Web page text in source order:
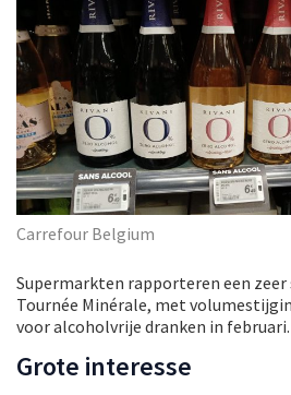
Carrefour Belgium
Supermarkten rapporteren een zeer
Tournée Minérale, met
voor alcoholvrije dranken in februari.
Grote interesse